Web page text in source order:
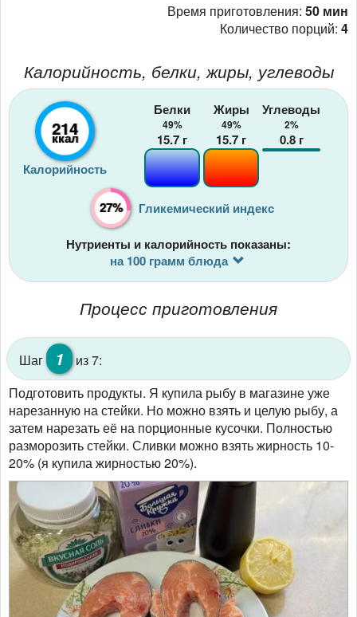
Время приготовления: 50 мин
Количество порций: 4
Калорийность, белки, жиры, углеводы
214
ккал
Калорийность
Белки
49%
15.7 г
Жиры
49%
15.7 г
Углеводы
2%
0.8г
27% Гликемический индекс
Нутриенты и калорийность показаны:
на 100 грамм блюда
Процесс приготовления
Шаг 1
из 7:
Подготовить продукты. Я купила рыбу в магазине уже
нарезанную на стейки. Но можно взять и целую рыбу, а
затем нарезать её на порционные кусочки. Полностью
разморозить стейки. Сливки можно взять жирность 10-
20% (я купила жирностью 20%).